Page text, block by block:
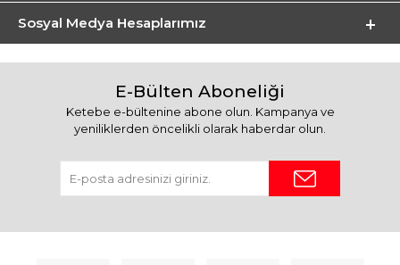
Sosyal Medya Hesaplarımız
E-Bülten Aboneliği
Ketebe e-bültenine abone olun. Kampanya ve
yeniliklerden öncelikli olarak haberdar olun.